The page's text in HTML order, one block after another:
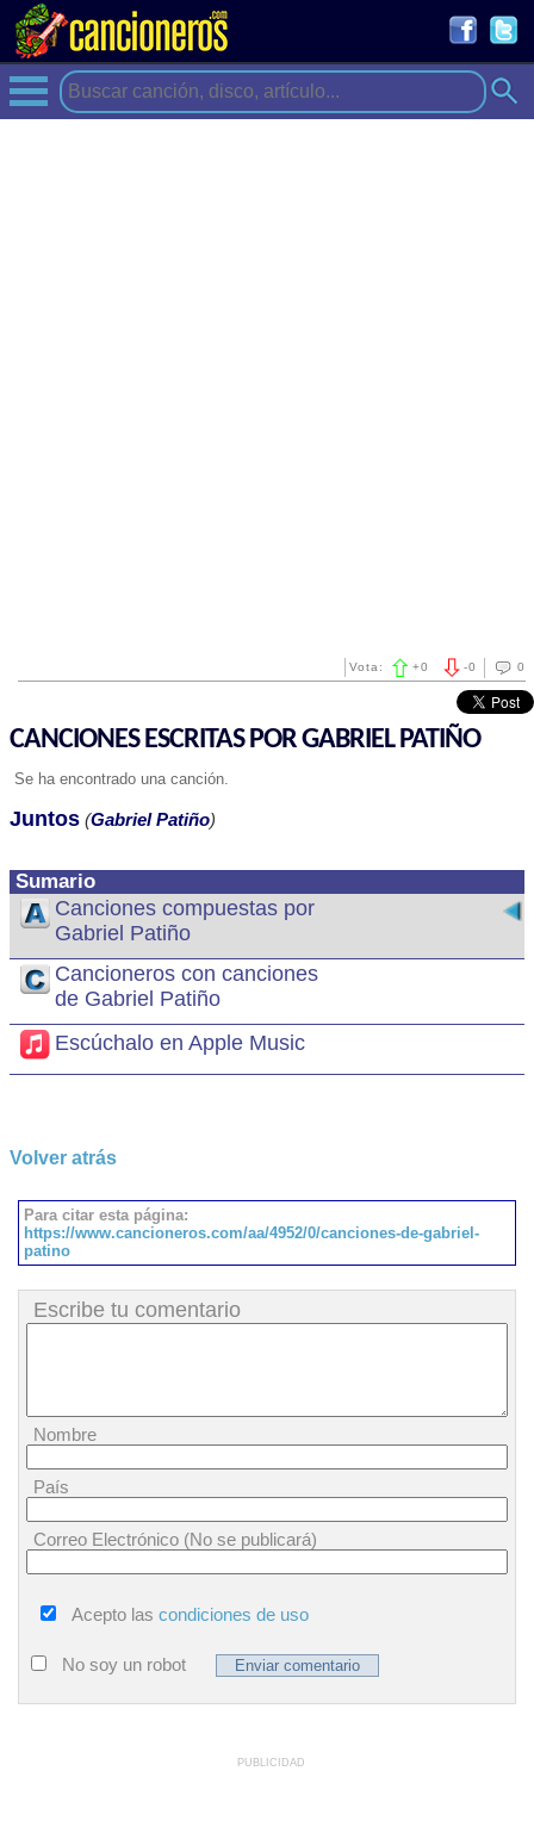
0
-0
Vota: +0
CANCIONES ESCRITAS POR GABRIEL PATIÑO
Se ha encontrado una canción.
Sumario
Canciones compuestas por
Gabriel Patiño
Cancioneros con canciones
de Gabriel Patiño
Escúchalo en Apple Music
Juntos (Gabriel Patiño)
Volver atrás
Para citar esta página:
https://www.cancioneros.com/aa/4952/0/canciones-de-gabriel-
patino
Escribe tu comentario
Nombre
País
Correo Electrónico (No se publicará)
Acepto las condiciones de uso
No soy un robot
PUBLICIDAD